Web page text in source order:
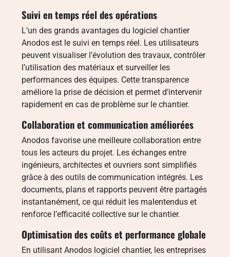
Suivi en temps réel des opérations
L’un des grands avantages du logiciel chantier
Anodos est le suivi en temps réel. Les utilisateurs
peuvent visualiser l’évolution des travaux, contrôler
l’utilisation des matériaux et surveiller les
performances des équipes. Cette transparence
améliore la prise de décision et permet d’intervenir
rapidement en cas de problème sur le chantier.
Collaboration et communication améliorées
Anodos favorise une meilleure collaboration entre
tous les acteurs du projet. Les échanges entre
ingénieurs, architectes et ouvriers sont simplifiés
grâce à des outils de communication intégrés. Les
documents, plans et rapports peuvent être partagés
instantanément, ce qui réduit les malentendus et
renforce l’efficacité collective sur le chantier.
Optimisation des coûts et performance globale
En utilisant Anodos logiciel chantier, les entreprises